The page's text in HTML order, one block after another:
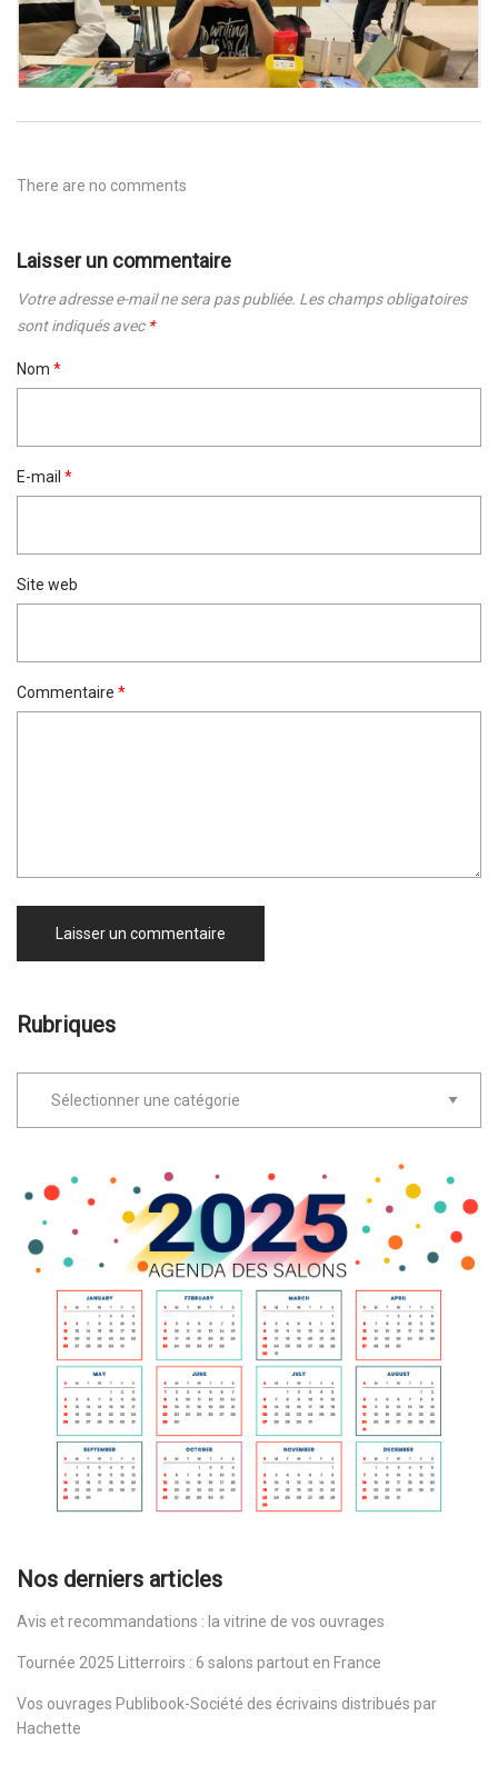
There are no comments
Laisser un commentaire
Votre adresse e-mail ne sera pas publiée. Les champs obligatoires
sont indiqués avec *
Nom *
E-mail *
Site web
Commentaire *
Rubriques
Nos derniers articles
Avis et recommandations : la vitrine de vos ouvrages
Tournée 2025 Litterroirs : 6 salons partout en France
Vos ouvrages Publibook-Société des écrivains distribués par
Hachette